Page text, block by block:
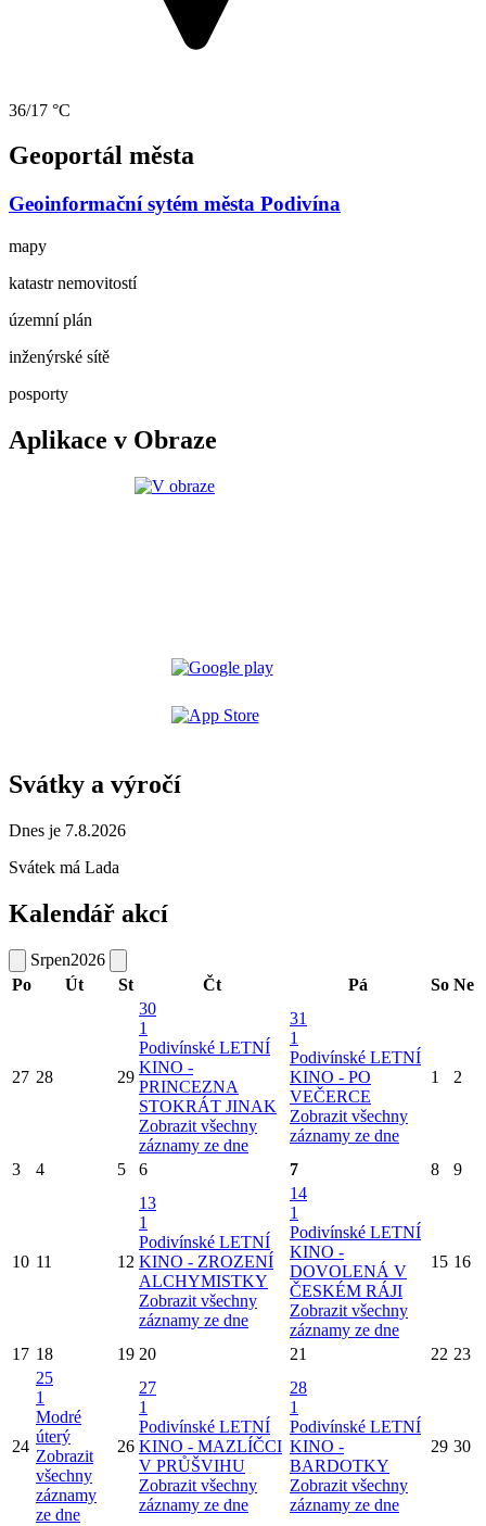
36/17 °C
Geoportál města
Geoinformační sytém města Podivína
mapy
katastr nemovitostí
územní plán
inženýrské sítě
posporty
Aplikace v Obraze
Svátky a výročí
Dnes je 7.8.2026
Svátek má Lada
Kalendář akcí
Srpen2026
Po
Út St Čt Pá So Ne
27 28 29
30
1
Podivínské LETNÍ
KINO -
PRINCEZNA
STOKRÁT JINAK
Zobrazit všechny
záznamy ze dne
31
1
Podivínské LETNÍ
KINO - PO
VEČERCE
Zobrazit všechny
záznamy ze dne
1 2
3 4 5 6 7 8 9
10 11 12
13
1
Podivínské LETNÍ
KINO - ZROZENÍ
ALCHYMISTKY
Zobrazit všechny
záznamy ze dne
14
1
Podivínské LETNÍ
KINO -
DOVOLENÁ V
ČESKÉM RÁJI
Zobrazit všechny
záznamy ze dne
15 16
17 18 19 20 21 22 23
24
25
1
Modré
úterý
Zobrazit
všechny
záznamy
ze dne
26
27
1
Podivínské LETNÍ
KINO - MAZLÍČCI
V PRŮŠVIHU
Zobrazit všechny
záznamy ze dne
28
1
Podivínské LETNÍ
KINO -
BARDOTKY
Zobrazit všechny
záznamy ze dne
29 30